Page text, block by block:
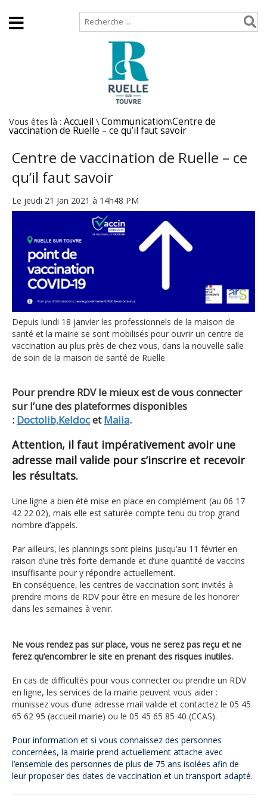
Vous êtes là : Accueil \ Communication\Centre de
vaccination de Ruelle – ce qu’il faut savoir
Centre de vaccination de Ruelle – ce
qu’il faut savoir
Le jeudi 21 Jan 2021 à 14h48 PM
Depuis lundi 18 janvier les professionnels de la maison de
santé et la mairie se sont mobilisés pour ouvrir un centre de
vaccination au plus près de chez vous, dans la nouvelle salle
de soin de la maison de santé de Ruelle.
Pour prendre RDV le mieux est de vous connecter
sur l’une des plateformes disponibles
: Doctolib,KeldocetMaiia.
Attention, il faut impérativement avoir une
adresse mail valide pour s’inscrire et recevoir
les résultats.
Une ligne a bien été mise en place en complément (au 06 17
42 22 02), mais elle est saturée compte tenu du trop grand
nombre d’appels.
Par ailleurs, les plannings sont pleins jusqu’au 11 février en
raison d’une très forte demande et d’une quantité de vaccins
insuffisante pour y répondre actuellement.
En conséquence, les centres de vaccination sont invités à
prendre moins de RDV pour être en mesure de les honorer
dans les semaines à venir.
Ne vous rendez pas sur place, vous ne serez pas reçu et ne
ferez qu’encombrer le site en prenant des risques inutiles.
En cas de difficultés pour vous connecter ou prendre un RDV
en ligne, les services de la mairie peuvent vous aider :
munissez vous d’une adresse mail valide et contactez le 05 45
65 62 95 (accueil mairie) ou le 05 45 65 85 40 (CCAS).
Pour information et si vous connaissez des personnes
concernées, la mairie prend actuellement attache avec
l’ensemble des personnes de plus de 75 ans isolées afin de
leur proposer des dates de vaccination et un transport adapté.